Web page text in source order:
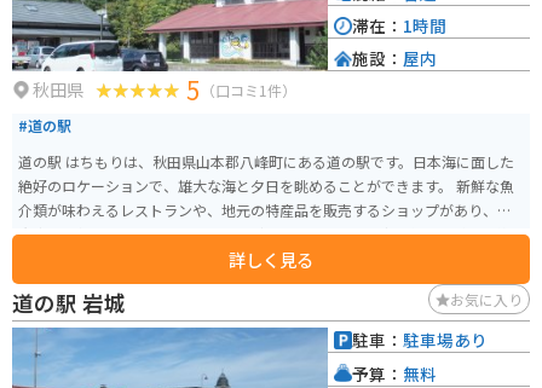
秋田県 5 （口コミ1件）
#道の駅
道の駅 はちもりは、秋田県山本郡八峰町にある道の駅です。日本海に面した
絶好のロケーションで、雄大な海と夕日を眺めることができます。 新鮮な魚
介類が味わえるレストランや、地元の特産品を販売するショップがあり、観
光客に人気です。特に、ハタハタなど地元で獲れた魚介類を使った料理は絶
本海沿いの道路は、景色が良くツーリングにも最適です。道の駅 はちもり
は、休憩場所としても最適です。 周辺には、白神山地や八峰白神ジオパーク
など、自然豊かな観光スポットが点在しています。道の駅 はちもりを拠点
に、観光を楽しむのも良いでしょう。
詳しく見る
滞在： 1時間
施設： 屋内
道の駅 岩城 お気に入り
駐車： 駐車場あり
予算： 無料